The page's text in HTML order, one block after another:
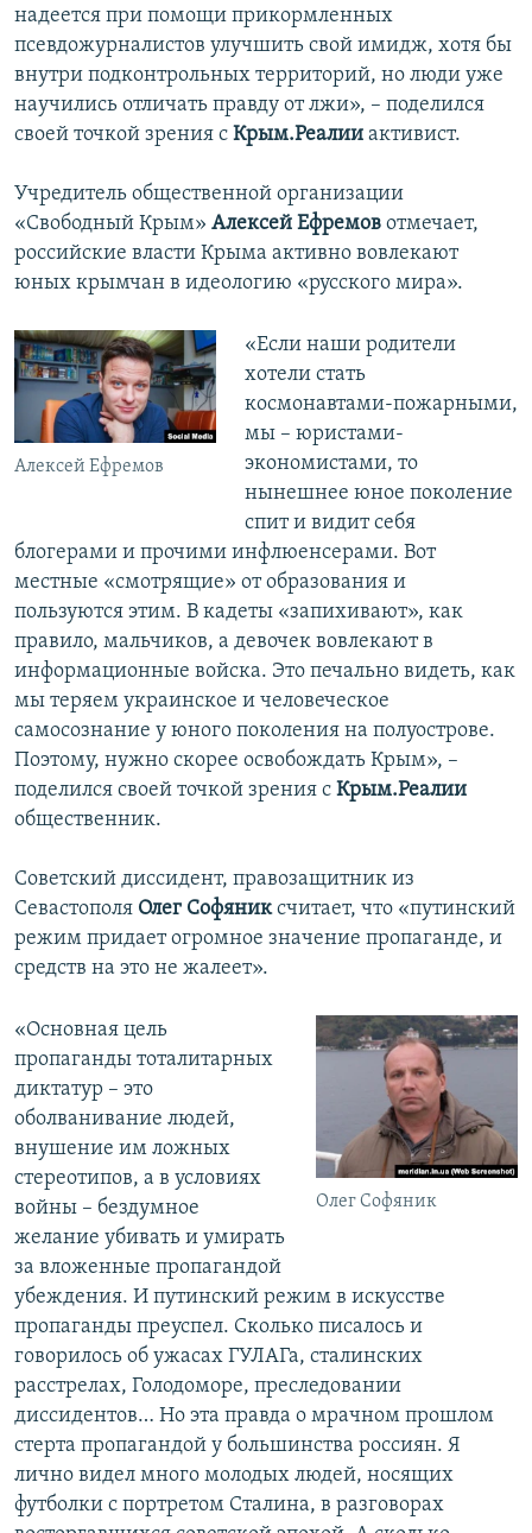
надеется при помощи прикормленных
псевдожурналистов улучшить свой имидж, хотя бы
внутри подконтрольных территорий, но люди уже
научились отличать правду от лжи», – поделился
своей точкой зрения с Крым.Реалии активист.
Учредитель общественной организации
«Свободный Крым» Алексей Ефремов отмечает,
российские власти Крыма активно вовлекают
юных крымчан в идеологию «русского мира».
Алексей Ефремов
«Если наши родители
хотели стать
космонавтами-пожарными,
мы – юристами-
экономистами, то
нынешнее юное поколение
спит и видит себя
блогерами и прочими инфлюенсерами. Вот
местные «смотрящие» от образования и
пользуются этим. В кадеты «запихивают», как
правило, мальчиков, а девочек вовлекают в
информационные войска. Это печально видеть, как
мы теряем украинское и человеческое
самосознание у юного поколения на полуострове.
Поэтому, нужно скорее освобождать Крым», –
поделился своей точкой зрения с Крым.Реалии
общественник.
Советский диссидент, правозащитник из
Севастополя Олег Софяниксчитает, что «путинский
режим придает огромное значение пропаганде, и
средств на это не жалеет».
Олег Софяник
«Основная цель
пропаганды тоталитарных
диктатур – это
оболванивание людей,
внушение им ложных
стереотипов, а в условиях
войны – бездумное
желание убивать и умирать
за вложенные пропагандой
убеждения. И путинский режим в искусстве
пропаганды преуспел. Сколько писалось и
говорилось об ужасах ГУЛАГа, сталинских
расстрелах, Голодоморе, преследовании
диссидентов… Но эта правда о мрачном прошлом
стерта пропагандой у большинства россиян. Я
лично видел много молодых людей, носящих
футболки с портретом Сталина, в разговорах